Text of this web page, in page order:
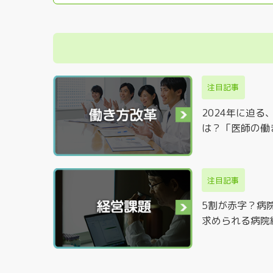
注目記事
2024年に迫る
は？「医師の
注目記事
5割が赤字？病
求められる病